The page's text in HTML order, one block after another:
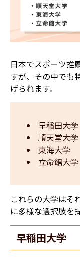
日本でスポーツ推
すが、その中でも
げられます。
早稲田大学
順天堂大学
東海大学
立命館大学
これらの大学はそ
に多様な選択肢を
早稲田大学